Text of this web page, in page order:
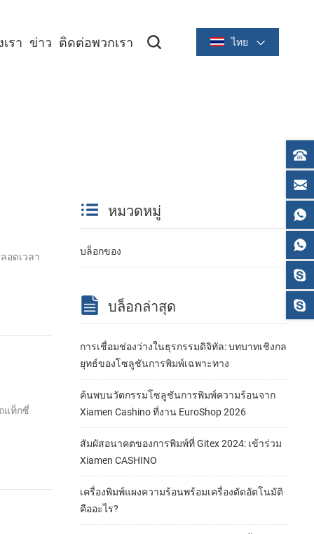
ไทย
รา ข่าว ติดต่อพวกเรา
อดเวลา
แท็กซี่
หมวดหมู่
บล็อกของ
บล็อกล่าสุด
การเชื่อมช่องว่างในธุรกรรมดิจิทัล: บทบาทเชิงกล
ยุทธ์ของโซลูชันการพิมพ์เฉพาะทาง
ค้นพบนวัตกรรมโซลูชันการพิมพ์ความร้อนจาก
Xiamen Cashino ที่งาน EuroShop 2026
สัมผัสอนาคตของการพิมพ์ที่ Gitex 2024: เข้าร่วม
Xiamen CASHINO
เครื่องพิมพ์แผงความร้อนพร้อมเครื่องตัดอัตโนมัติ
คืออะไร?